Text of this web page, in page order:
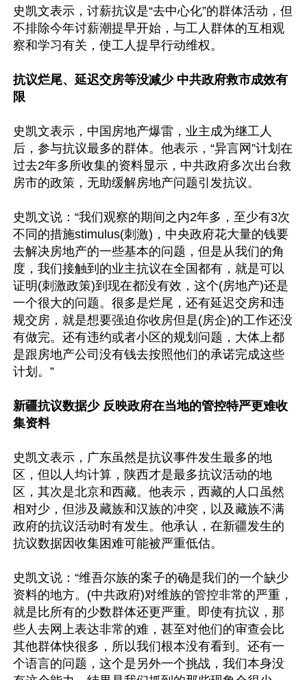
史凯文表示，讨薪抗议是“去中心化”的群体活动，但
不排除今年讨薪潮提早开始，与工人群体的互相观
察和学习有关，使工人提早行动维权。
抗议烂尾、延迟交房等没减少 中共政府救市成效有
限
史凯文表示，中国房地产爆雷，业主成为继工人
后，参与抗议最多的群体。他表示，“异言网”计划在
过去2年多所收集的资料显示，中共政府多次出台救
房市的政策，无助缓解房地产问题引发抗议。
史凯文说：“我们观察的期间之内2年多，至少有3次
不同的措施stimulus(刺激)，中央政府花大量的钱要
去解决房地产的一些基本的问题，但是从我们的角
度，我们接触到的业主抗议在全国都有，就是可以
证明(刺激政策)到现在都没有效，这个(房地产)还是
一个很大的问题。很多是烂尾，还有延迟交房和违
规交房，就是想要强迫你收房但是(房企)的工作还没
有做完。还有违约或者小区的规划问题，大体上都
是跟房地产公司没有钱去按照他们的承诺完成这些
计划。”
新疆抗议数据少 反映政府在当地的管控特严更难收
集资料
史凯文表示，广东虽然是抗议事件发生最多的地
区，但以人均计算，陕西才是最多抗议活动的地
区，其次是北京和西藏。他表示，西藏的人口虽然
相对少，但涉及藏族和汉族的冲突，以及藏族不满
政府的抗议活动时有发生。他承认，在新疆发生的
抗议数据因收集困难可能被严重低估。
史凯文说：“维吾尔族的案子的确是我们的一个缺少
资料的地方。(中共政府)对维族的管控非常的严重，
就是比所有的少数群体还更严重。即使有抗议，那
些人去网上表达非常的难，甚至对他们的审查会比
其他群体快很多，所以我们根本没有看到。还有一
个语言的问题，这个是另外一个挑战，我们本身没